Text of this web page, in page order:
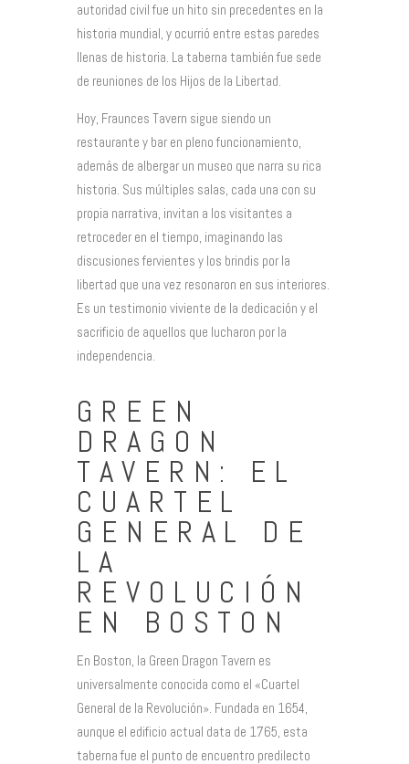
autoridad civil fue un hito sin precedentes en la
historia mundial, y ocurrió entre estas paredes
llenas de historia. La taberna también fue sede
de reuniones de los Hijos de la Libertad.
Hoy, Fraunces Tavern sigue siendo un
restaurante y bar en pleno funcionamiento,
además de albergar un museo que narra su rica
historia. Sus múltiples salas, cada una con su
propia narrativa, invitan a los visitantes a
retroceder en el tiempo, imaginando las
discusiones fervientes y los brindis por la
libertad que una vez resonaron en sus interiores.
Es un testimonio viviente de la dedicación y el
sacrificio de aquellos que lucharon por la
independencia.
GREEN
DRAGON
TAVERN: EL
CUARTEL
GENERAL DE
LA
REVOLUCIÓN
EN BOSTON
En Boston, la Green Dragon Tavern es
universalmente conocida como el «Cuartel
General de la Revolución». Fundada en 1654,
aunque el edificio actual data de 1765, esta
taberna fue el punto de encuentro predilecto